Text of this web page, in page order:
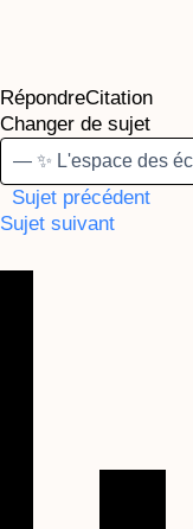
RépondreCitation
Changer de sujet
Sujet précédent
Sujet suivant